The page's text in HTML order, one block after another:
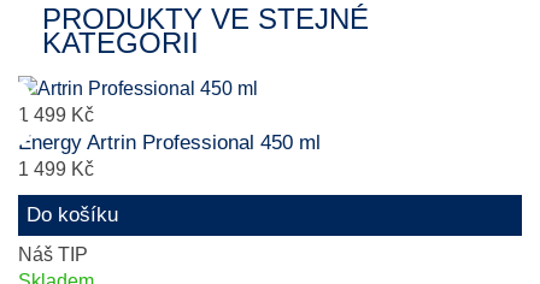
PRODUKTY VE STEJNÉ
KATEGORII
1 499 Kč
Energy Artrin Professional 450 ml
1 499 Kč
Do košíku
Náš TIP